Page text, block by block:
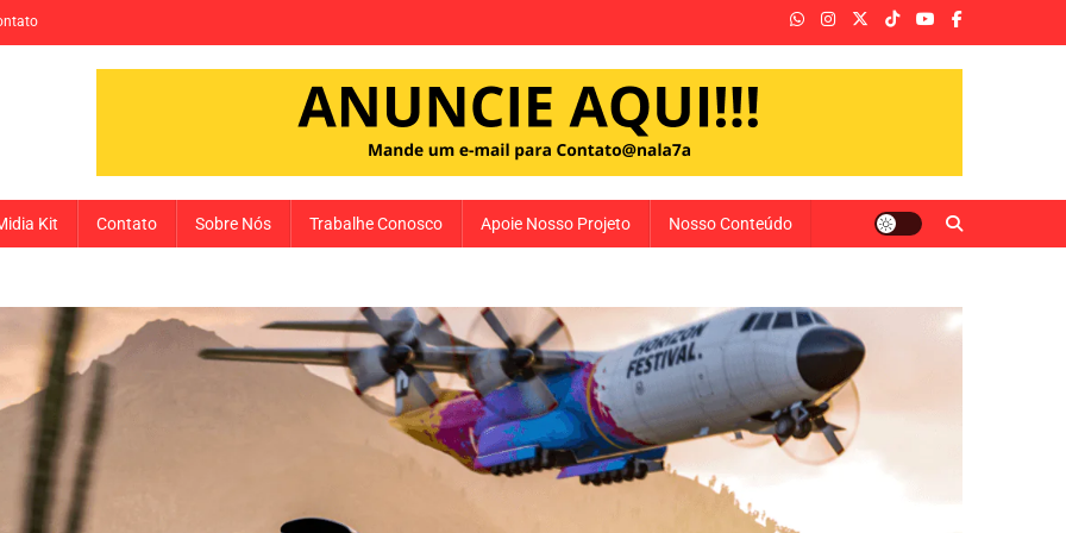
Kit Contato Sobre Nós Trabalhe Conosco Apoie Nosso Projeto Nosso Conteúdo